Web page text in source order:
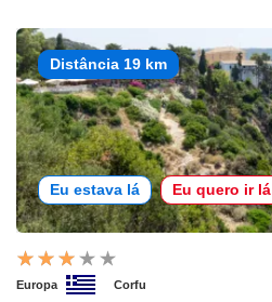
Distância 19 km
Eu estava lá Eu quero ir lá
Europa Corfu